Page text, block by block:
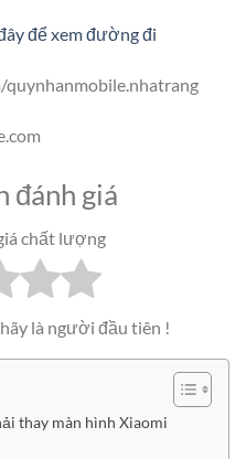
để xem đường đi
quynhanmobile.nhatrang
đánh giá
chất lượng
là người đầu tiên !
thay màn hình Xiaomi